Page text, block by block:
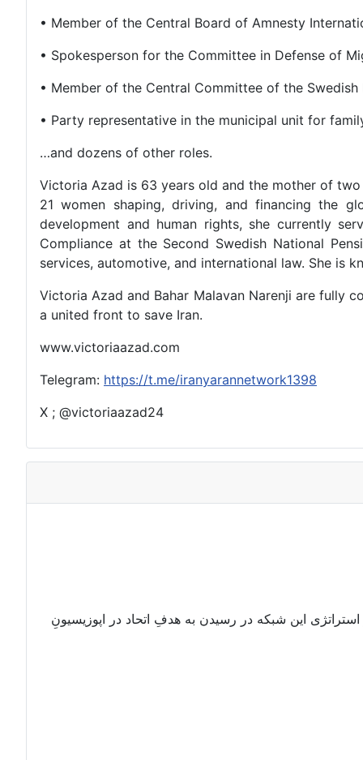
• Member of the Central Board of Amnesty
• Spokesperson for the Committee in Defense of
• Member of the Central Committee of the
• Party representative in the municipal unit for
…and dozens of other roles.
Victoria Azad is 63 years old and the mother of
21 women shaping, driving, and financing the
development and human rights, she currently
Compliance at the Second Swedish National
services, automotive, and international law. She is
Victoria Azad and Bahar Malavan Narenji are fully
a united front to save Iran.
www.victoriaazad.com
Telegram: https://t.me/iranyarannetwork1398
X ; @victoriaazad24
استراتژی این شبکه در رسیدن به هدفِ اتحاد در اپوزیسیونِ